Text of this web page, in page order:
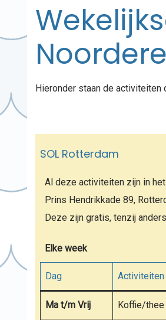
Hieronder staan de activiteiten
SOL Rotterdam
Al deze activiteiten zijn in
Prins Hendrikkade 89,
Deze zijn gratis, tenzij
Elke week
Dag Activiteiten
Ma t/m Vrij Koffie/thee